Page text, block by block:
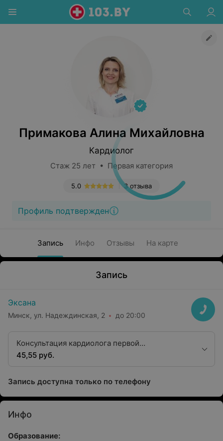
Примакова Алина Михайловна
Кардиолог
Стаж 25 лет • Первая категория
3 отзыва
5.0
Профиль подтвержден
Запись Инфо Отзывы На карте
Запись
Эксана
Минск, ул. Надеждинская, 2 до 20:00
Консультация кардиолога первой
квалификационной категории
45,55 руб.
Запись доступна только по телефону
Инфо
Образование: